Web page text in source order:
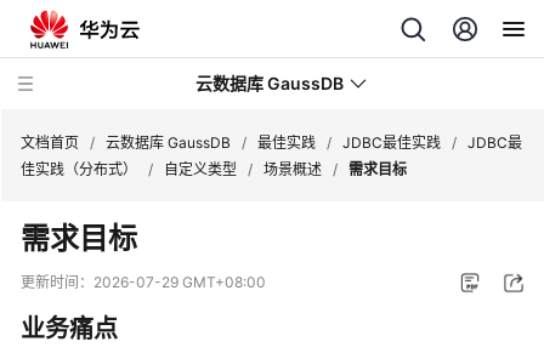
云数据库 GaussDB
最
新
动
文档首页 / 云数据库 GaussDB / 最佳实践 / JDBC最佳实践 / JDBC最
佳实践（分布式）
/ 自定义类型 / 场景概述 / 需求目标
需求目标
更新时间： 2026-07-29 GMT+08:00
业务痛点